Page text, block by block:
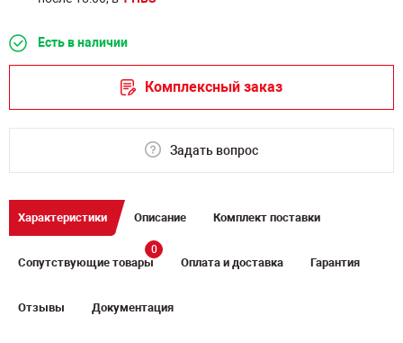
Есть в наличии
Комплексный заказ
Задать вопрос
Характеристики Описание Комплект поставки
Сопутствующие товары
0
Оплата и доставка Гарантия
Отзывы Документация